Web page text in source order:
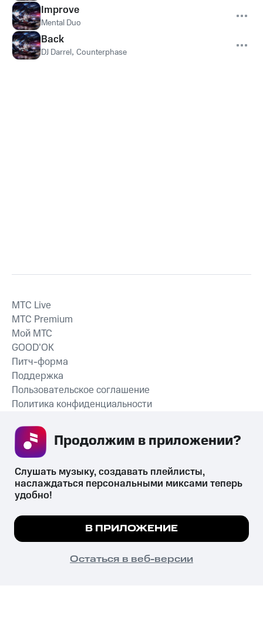
Improve
Mental Duo
Back
DJ Darrel, Counterphase
СКАЧАТЬ ПРИЛОЖЕНИЕ
MTС Live
MTС Premium
Мой МТС
GOOD’OK
Питч-форма
Поддержка
Пользовательское соглашение
Политика конфиденциальности
психотропных веществ, их аналогов причиняет вред здоровью,
их незаконный оборот запрещён и влечёт установленную
законодательством ответственность.
© 2026 ООО «КИОН».
Все права защищены
Мы используем куки, чтобы на сайте все
Подробнее
ПОНЯТНО
Слушать музыку, создавать плейлисты,
наслаждаться персональными миксами теперь
удобно!
В ПРИЛОЖЕНИЕ
Остаться в веб-версии